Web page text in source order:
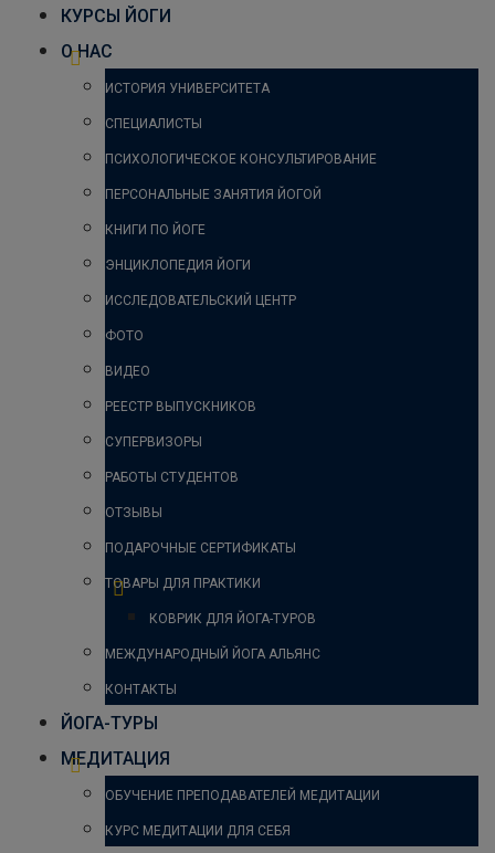
КУРСЫ ЙОГИ
О НАС
ИСТОРИЯ УНИВЕРСИТЕТА
СПЕЦИАЛИСТЫ
ПСИХОЛОГИЧЕСКОЕ КОНСУЛЬТИРОВАНИЕ
ПЕРСОНАЛЬНЫЕ ЗАНЯТИЯ ЙОГОЙ
КНИГИ ПО ЙОГЕ
ЭНЦИКЛОПЕДИЯ ЙОГИ
ИССЛЕДОВАТЕЛЬСКИЙ ЦЕНТР
ФОТО
ВИДЕО
РЕЕСТР ВЫПУСКНИКОВ
СУПЕРВИЗОРЫ
РАБОТЫ СТУДЕНТОВ
ОТЗЫВЫ
ПОДАРОЧНЫЕ СЕРТИФИКАТЫ
ТОВАРЫ ДЛЯ ПРАКТИКИ
КОВРИК ДЛЯ ЙОГА-ТУРОВ
МЕЖДУНАРОДНЫЙ ЙОГА АЛЬЯНС
КОНТАКТЫ
ЙОГА-ТУРЫ
МЕДИТАЦИЯ
ОБУЧЕНИЕ ПРЕПОДАВАТЕЛЕЙ МЕДИТАЦИИ
КУРС МЕДИТАЦИИ ДЛЯ СЕБЯ